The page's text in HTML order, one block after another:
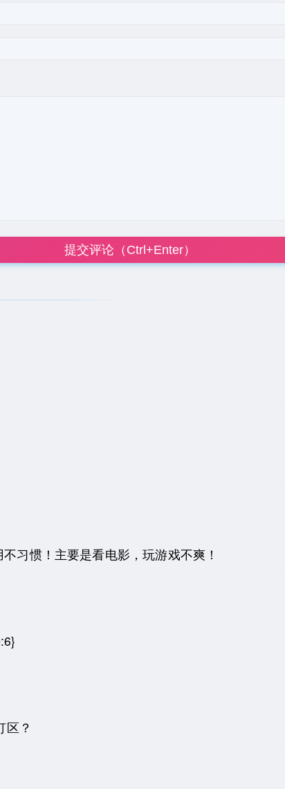
提交评论（Ctrl+Enter）
习惯！主要是看电影，玩游戏不爽！
区？